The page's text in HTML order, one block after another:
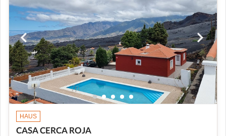
HAUS
CASA CERCA ROJA